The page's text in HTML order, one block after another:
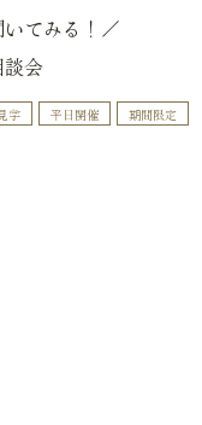
てみる！／
会
学 平日開催 期間限定